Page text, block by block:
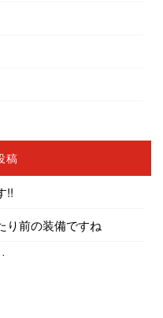
稿
!!
り前の装備ですね